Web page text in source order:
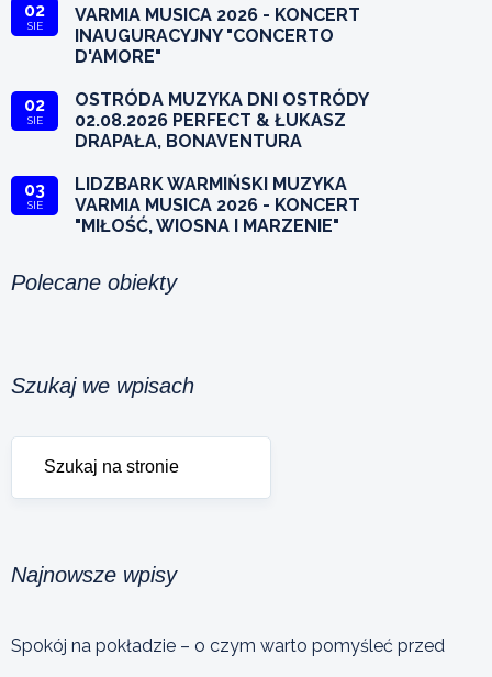
02
SIE
VARMIA MUSICA 2026 - KONCERT
INAUGURACYJNY "CONCERTO
D'AMORE"
02
SIE
OSTRÓDA MUZYKA DNI OSTRÓDY
02.08.2026 PERFECT & ŁUKASZ
DRAPAŁA, BONAVENTURA
03
SIE
LIDZBARK WARMIŃSKI MUZYKA
VARMIA MUSICA 2026 - KONCERT
"MIŁOŚĆ, WIOSNA I MARZENIE"
Polecane obiekty
Szukaj we wpisach
Najnowsze wpisy
Spokój na pokładzie – o czym warto pomyśleć przed